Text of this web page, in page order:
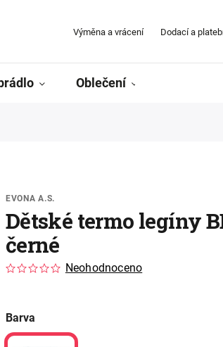
Výměna a vrácení Dodací a
Oblečení
EVONA A.S.
Dětské termo legíny
černé
Neohodnoceno
Barva